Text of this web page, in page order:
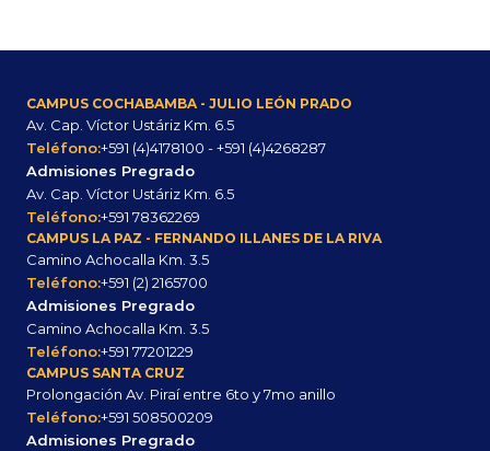
CAMPUS COCHABAMBA - JULIO LEÓN PRADO
Av. Cap. Víctor Ustáriz Km. 6.5
Teléfono:+591 (4)4178100 - +591 (4)4268287
Admisiones Pregrado
Av. Cap. Víctor Ustáriz Km. 6.5
Teléfono:+591 78362269
CAMPUS LA PAZ - FERNANDO ILLANES DE LA RIVA
Camino Achocalla Km. 3.5
Teléfono:+591 (2) 2165700
Admisiones Pregrado
Camino Achocalla Km. 3.5
Teléfono:+591 77201229
CAMPUS SANTA CRUZ
Prolongación Av. Piraí entre 6to y 7mo anillo
Teléfono:+591 508500209
Admisiones Pregrado